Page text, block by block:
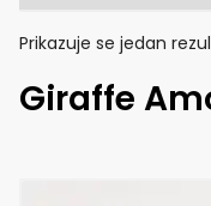
Prikazuje se jedan
Giraffe